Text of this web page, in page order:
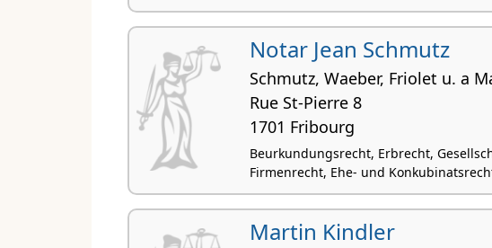
Notar Jean Schmutz
Schmutz, Waeber, Friolet u. a
Rue St-Pierre 8
1701 Fribourg
Beurkundungsrecht, Erbrecht,
Firmenrecht, Ehe- und
Martin Kindler